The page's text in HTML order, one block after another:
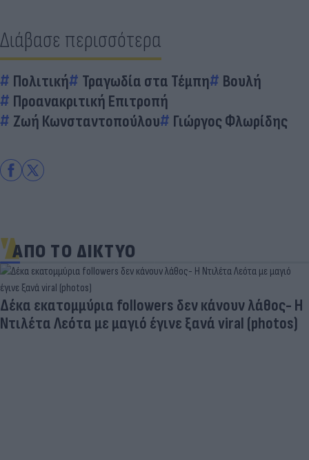
Διάβασε περισσότερα
Πολιτική Τραγωδία στα Τέμπη
Βουλή
Προανακριτική Επιτροπή
Ζωή Κωνσταντοπούλου
Γιώργος Φλωρίδης
ΑΠΟ ΤΟ ΔΙΚΤΥΟ
Δέκα εκατομμύρια followers δεν κάνουν λάθος- Η
Ντιλέτα Λεότα με μαγιό έγινε ξανά viral (photos)